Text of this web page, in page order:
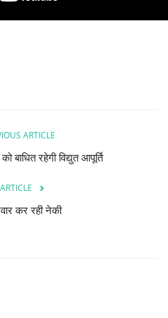
ARTICLE
बाधित रहेगी विद्युत आपूर्ति
कर रही नेकी